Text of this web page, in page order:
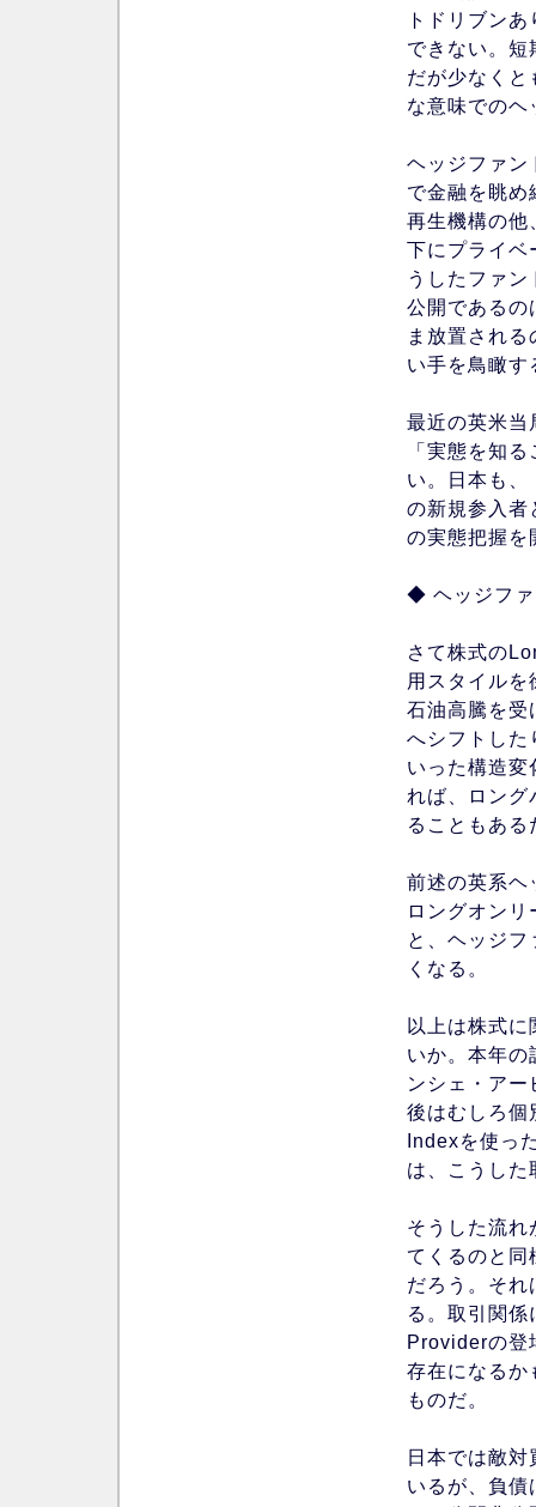
トドリブン
できない。短
だが少なくと
な意味でのヘ
ヘッジファン
で金融を眺め
再生機構の他
下にプライベ
うしたファ
公開であるの
ま放置され
い手を鳥瞰す
最近の英米当
「実態を知
い。日本も、
の新規参入者
の実態把握を
◆ ヘッジフ
さて株式の
用スタイル
石油高騰を受
へシフトした
いった構造変
れば、ロング
ることもある
前述の英系
ロングオン
と、ヘッジ
くなる。
以上は株式に
いか。本年
ンシェ・ア
後はむしろ
Indexを使っ
は、こうした
そうした流れ
てくるのと同
だろう。それ
る。取引関
Providerの登
存在になるか
ものだ。
日本では敵
いるが、負